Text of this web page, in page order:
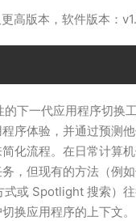
高版本，软件版本：
下一代应用程序切换
序体验，并通过预测
化流程。在日常计算
，但现有的方法（例如
或 Spotlight 搜索）
换应用程序的上下文。